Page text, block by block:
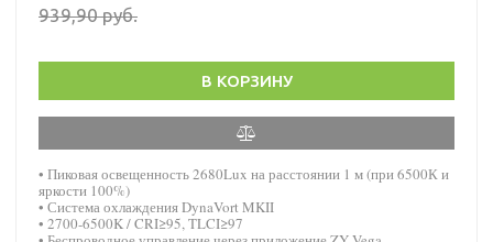
939,90 руб.
В КОРЗИНУ
• Пиковая освещенность 2680Lux на расстоянии 1 м (при 6500К и
яркости 100%)
• Система охлаждения DynaVort MKII
• 2700-6500K / CRI≥95, TLCI≥97